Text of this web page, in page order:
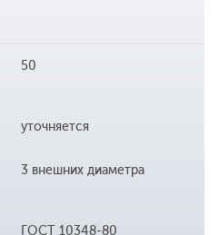
50
уточняется
3 внешних диаметра
ГОСТ 10348-80